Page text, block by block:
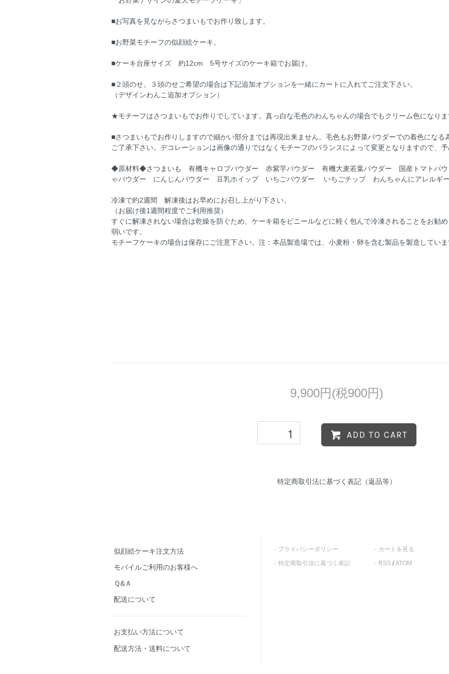
■お写真を見ながらさつまいもでお作り致します。
■お野菜モチーフの似顔絵ケーキ。
■ケーキ台座サイズ 約12cm 5号サイズのケーキ箱でお届け。
■２頭のせ。３頭のせご希望の場合は下記追加オプションを一緒にカートに入れてご注文下さい。
（デザインわんこ追加オプション）
★モチーフはさつまいもでお作りでしています。真っ白な毛色のわんちゃんの場合でもクリーム色になり
■さつまいもでお作りしますので細かい部分までは再現出来ません。毛色もお野菜パウダーでの着色になる
ご了承下さい。デコレーションは画像の通りではなくモチーフのバランスによって変更となりますので、
◆原材料◆さつまいも 有機キャロブパウダー 赤紫芋パウダー 有機大麦若葉パウダー 国産トマトパ
ゃパウダー にんじんパウダー 豆乳ホイップ いちごパウダー いちごチップ わんちゃんにアレルギー
冷凍で約2週間 解凍後はお早めにお召し上がり下さい。
（お届け後1週間程度でご利用推奨）
すぐに解凍されない場合は乾燥を防ぐため、ケーキ箱をビニールなどに軽く包んで冷凍されることをお勧
弱いです。
モチーフケーキの場合は保存にご注意下さい。注：本品製造場では、小麦粉・卵を含む製品を製造してい
9,900円(税900円)
ADD TO CART
特定商取引法に基づく表記（返品等）
似顔絵ケーキ注文方法
モバイルご利用のお客様へ
Ｑ&Ａ
配送について
お支払い方法について
配送方法・送料について
プライバシーポリシー
特定商取引法に基づく表記
カートを見る
RSS/ATOM